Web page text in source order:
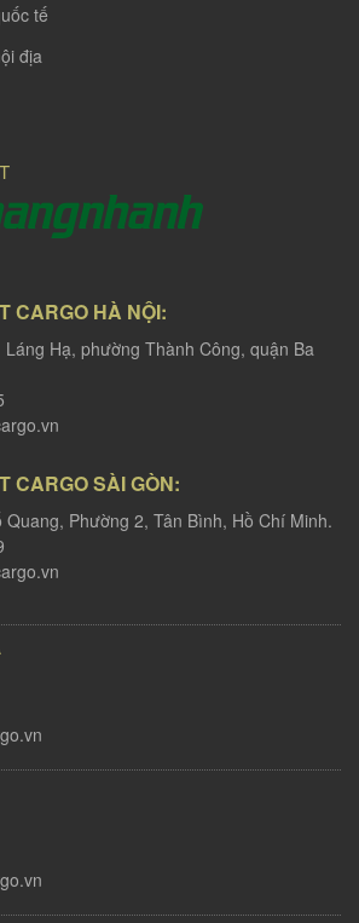
tế
địa
CARGO HÀ NỘI:
Hạ, phường Thành Công, quận Ba
CARGO SÀI GÒN:
Phường 2, Tân Bình, Hồ Chí Minh.